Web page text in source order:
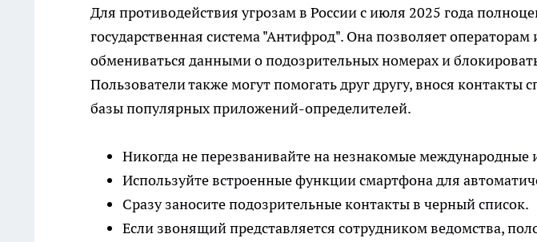
Для противодействия угрозам в России с июля 2025 года
государственная система "Антифрод". Она позволяет
обмениваться данными о подозрительных номерах и
Пользователи также могут помогать друг другу, внося контакты
базы популярных приложений-определителей.
Никогда не перезванивайте на незнакомые международные
Используйте встроенные функции смартфона для
Сразу заносите подозрительные контакты в черный список.
Если звонящий представляется сотрудником ведомства,